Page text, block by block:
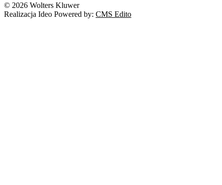
© 2026 Wolters Kluwer
Realizacja Ideo Powered by: CMS Edito